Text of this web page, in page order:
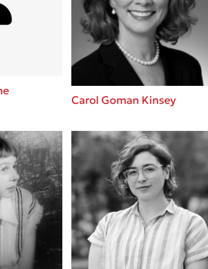
3 βιβλία που
μια μέρα!
Εύκολη
από τον Άκη
Διακοπές με
παύση σε
δική τους για
τεστ και
Carol Goman Kinsey